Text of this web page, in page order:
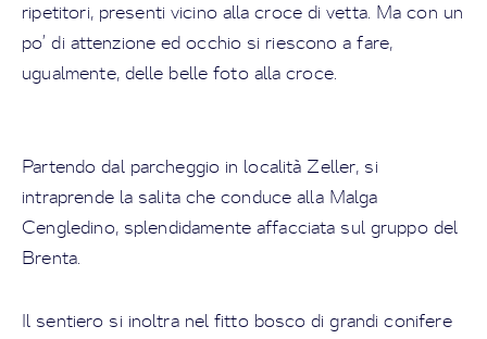
ripetitori, presenti vicino alla croce di vetta. Ma con un
po’ di attenzione ed occhio si riescono a fare,
ugualmente, delle belle foto alla croce.
Partendo dal parcheggio in località Zeller, si
intraprende la salita che conduce alla Malga
Cengledino, splendidamente affacciata sul gruppo del
Brenta.
Il sentiero si inoltra nel fitto bosco di grandi conifere